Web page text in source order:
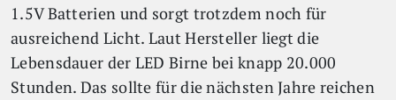
1.5V Batterien und sorgt trotzdem noch für
ausreichend Licht. Laut Hersteller liegt die
Lebensdauer der LED Birne bei knapp 20.000
Stunden. Das sollte für die nächsten Jahre reichen